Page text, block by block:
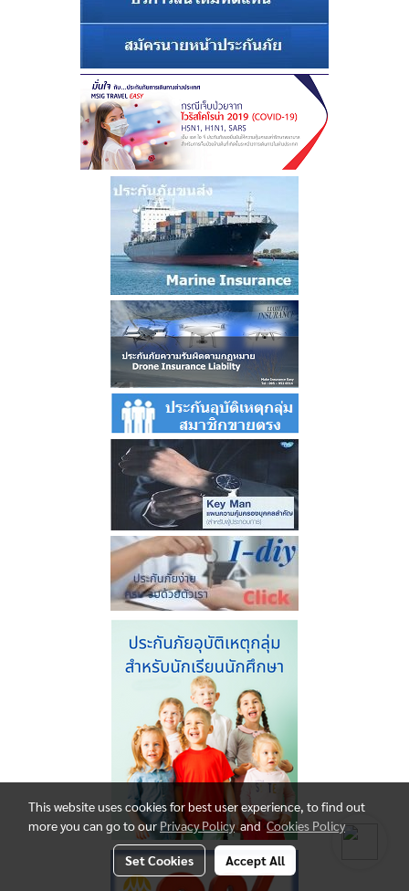
This website uses cookies for best user experience, to find out
more you can go to ourPrivacy PolicyandCookies Policy
Set Cookies Accept All